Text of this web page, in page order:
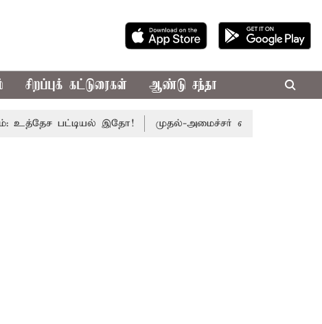
சிறப்புக் கட்டுரைகள் ஆண்டு சந்தா
பட்டியல் இதோ! முதல்-அமைச்சர் விஜய் தலைமையில்